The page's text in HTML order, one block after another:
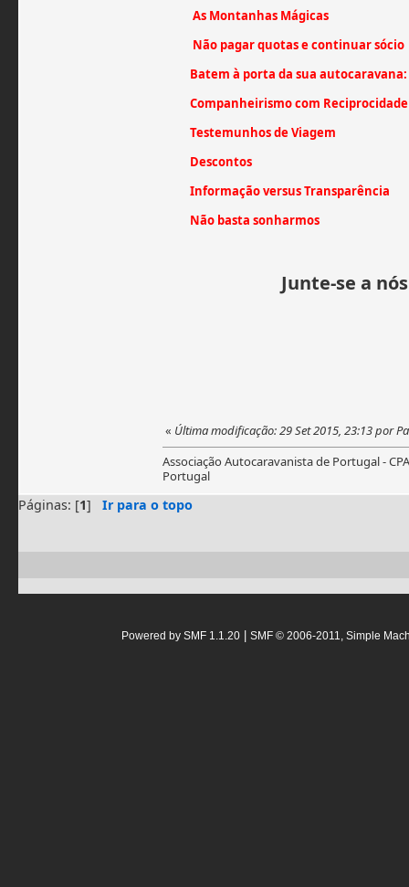
As Montanhas Mágicas
Não pagar quotas e continuar sócio
Batem à porta da sua autocaravana:
Companheirismo com Reciprocidade
Testemunhos de Viagem
Descontos
Informação versus Transparência
Não basta sonharmos
Junte-se a
« Última modificação: 29 Set 2015, 23:13 por
Associação Autocaravanista de Portugal - CPA
Portugal
Páginas: [1] Ir para o topo
Powered by SMF 1.1.20 | SMF © 2006-2011, Simple